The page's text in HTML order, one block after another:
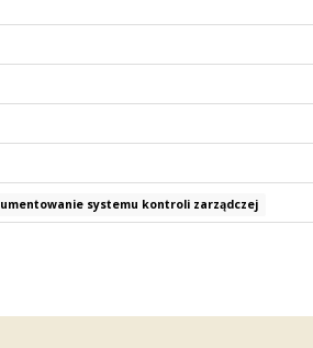
systemu kontroli zarządczej